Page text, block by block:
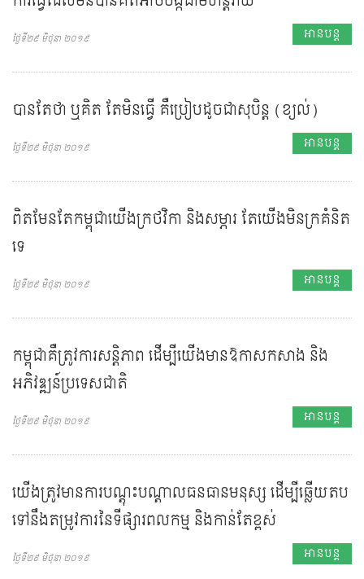
អានបន្ត
ថ្ងៃទី២៩ មិថុនា ២០១៩
បានតែថា ឬគិត តែមិនធ្វើ គឺប្រៀបដូចជាសុបិន្ត (ខ្យល់)
អានបន្ត
ថ្ងៃទី២៩ មិថុនា ២០១៩
ពិតមែនតែកម្ពុជាយើងក្រថវិកា និងសម្ភារ តែយើងមិនក្រគំនិត
ទេ
អានបន្ត
ថ្ងៃទី២៩ មិថុនា ២០១៩
កម្ពុជាគឺត្រូវការសន្តិភាព ដើម្បីយើងមានឱកាសកសាង និង
អភិវឌ្ឍន៍ប្រទេសជាតិ
អានបន្ត
ថ្ងៃទី២៩ មិថុនា ២០១៩
យើងត្រូវមានការបណ្តុះបណ្តាលធនធានមនុស្ស ដើម្បីឆ្លើយតប
ទៅនឹងតម្រូវការនៃទីផ្សារពលកម្ម និងកាន់តែខ្ពស់
អានបន្ត
ថ្ងៃទី២៩ មិថុនា ២០១៩